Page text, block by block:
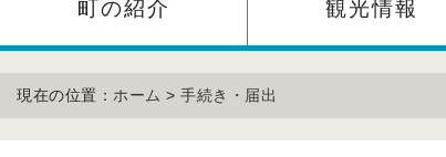
町の紹介 観光情報
現在の位置： ホーム > 手続き・届出